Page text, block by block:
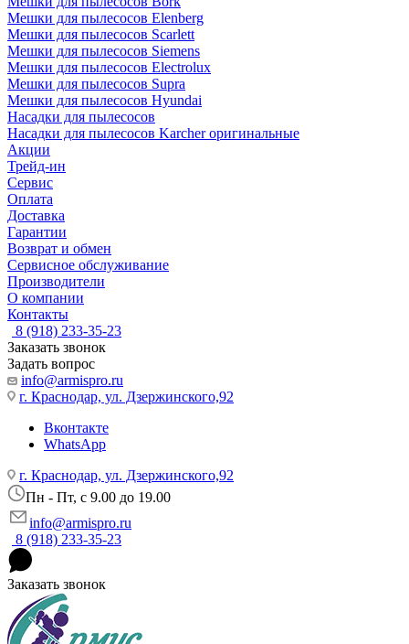
Мешки для пылесосов Elenberg
Мешки для пылесосов Scarlett
Мешки для пылесосов Siemens
Мешки для пылесосов Electrolux
Мешки для пылесосов Supra
Мешки для пылесосов Hyundai
Насадки для пылесосов
Насадки для пылесосов Karcher оригинальные
Акции
Трейд-ин
Сервис
Оплата
Доставка
Гарантии
Возврат и обмен
Сервисное обслуживание
Производители
О компании
Контакты
8 (918) 233-35-23
Заказать звонок
Задать вопрос
info@armispro.ru
г. Краснодар, ул. Дзержинского,92
Вконтакте
WhatsApp
г. Краснодар, ул. Дзержинского,92
Пн - Пт, c 9.00 до 19.00
info@armispro.ru
8 (918) 233-35-23
Заказать звонок